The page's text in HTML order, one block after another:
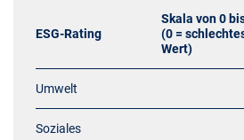
ESG-Rating
Skala von 0
(0 =
Wert)
Umwelt
Soziales